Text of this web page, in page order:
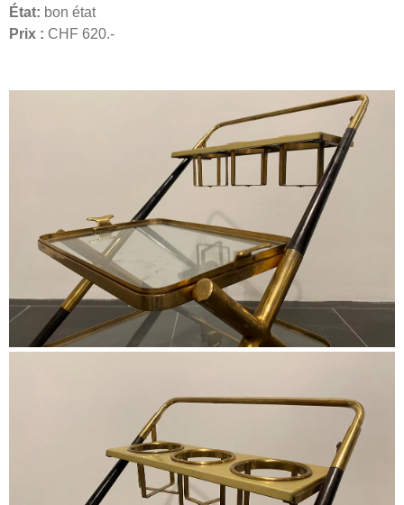
État: bon état
Prix : CHF 620.-